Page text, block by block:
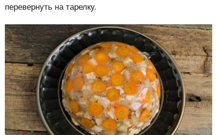
перевернуть на тарелку.